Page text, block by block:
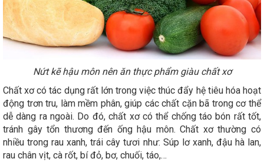
Nứt kẽ hậu môn nên ăn thực phẩm giàu chất xơ
Chất xơ có tác dụng rất lớn trong việc thúc đẩy hệ tiêu hóa hoạt
động trơn tru, làm mềm phân, giúp các chất cặn bã trong cơ thể
dễ dàng ra ngoài. Do đó, chất xơ có thể chống táo bón rất tốt,
tránh gây tổn thương đến ống hậu môn. Chất xơ thường có
nhiều trong rau xanh, trái cây tươi như: Súp lơ xanh, đậu hà lan,
rau chân vịt, cà rốt, bí đỏ, bơ, chuối, táo,…